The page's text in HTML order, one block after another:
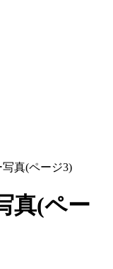
真(ページ3)
真(ペー